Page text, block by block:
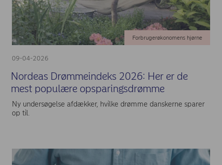
09-04-2026
Forbrugerøkonomens hjørne
Nordeas Drømmeindeks 2026: Her er de
mest populære opsparingsdrømme
Ny undersøgelse afdækker, hvilke drømme danskerne sparer
op til.